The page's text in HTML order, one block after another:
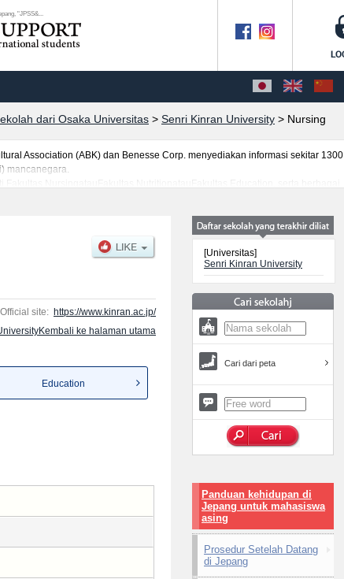
"JPSS&...
dari Osaka Universitas > Senri Kinran University > Nursing
Association (ABK) dan Benesse Corp. menyediakan informasi sekitar 1300
mancanegara.
NursingatauFakultas NutritionatauFakultas Education, serta berbagai
Official site: https://www.kinran.ac.jp/
ke halaman utama
Education
[Universitas]
Senri Kinran University
Cari dari peta
Panduan kehidupan di
Jepang untuk mahasiswa
asing
Prosedur Setelah Datang
di Jepang